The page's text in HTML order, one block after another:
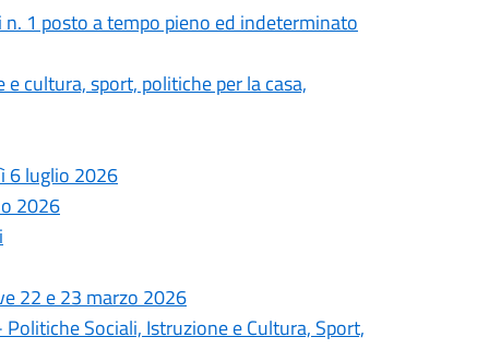
1 posto a tempo pieno ed indeterminato
cultura, sport, politiche per la casa,
6 luglio 2026
2026
22 e 23 marzo 2026
Sociali, Istruzione e Cultura, Sport,